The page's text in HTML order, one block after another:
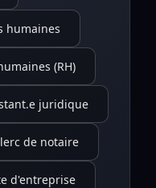
humaines
(RH)
juridique
de notaire
d'entreprise